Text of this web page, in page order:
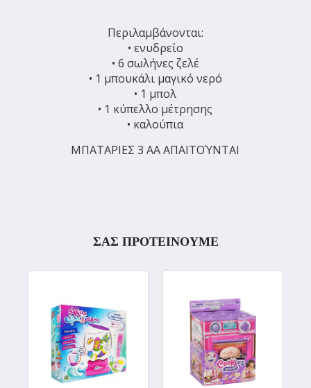
Περιλαμβάνονται:
• ενυδρείο
• 6 σωλήνες ζελέ
• 1 μπουκάλι μαγικό νερό
• 1 μπολ
• 1 κύπελλο μέτρησης
• καλούπια
ΜΠΑΤΑΡΙΕΣ 3 AA ΑΠΑΙΤΟΎΝΤΑΙ
ΣΑΣ ΠΡΟΤΕΙΝΟΥΜΕ